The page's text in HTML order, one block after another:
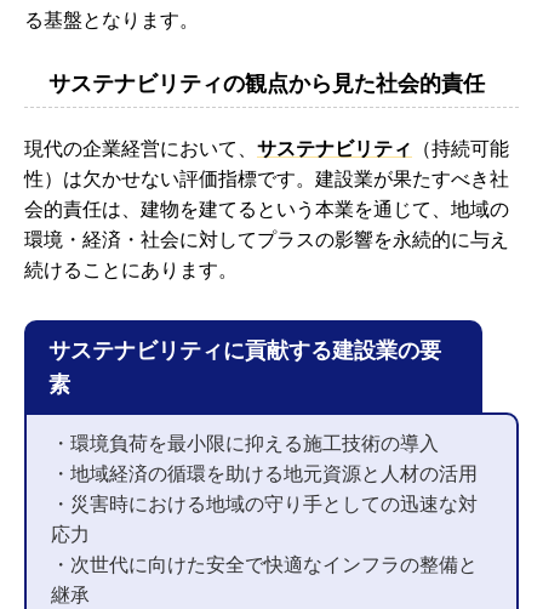
る基盤となります。
サステナビリティの観点から見た社会的責任
現代の企業経営において、 サステナビリティ （持続可能
性）は欠かせない評価指標です。建設業が果たすべき社
会的責任は、建物を建てるという本業を通じて、地域の
環境・経済・社会に対してプラスの影響を永続的に与え
続けることにあります。
サステナビリティに貢献する建設業の要
素
・環境負荷を最小限に抑える施工技術の導入
・地域経済の循環を助ける地元資源と人材の活用
・災害時における地域の守り手としての迅速な対
応力
・次世代に向けた安全で快適なインフラの整備と
継承